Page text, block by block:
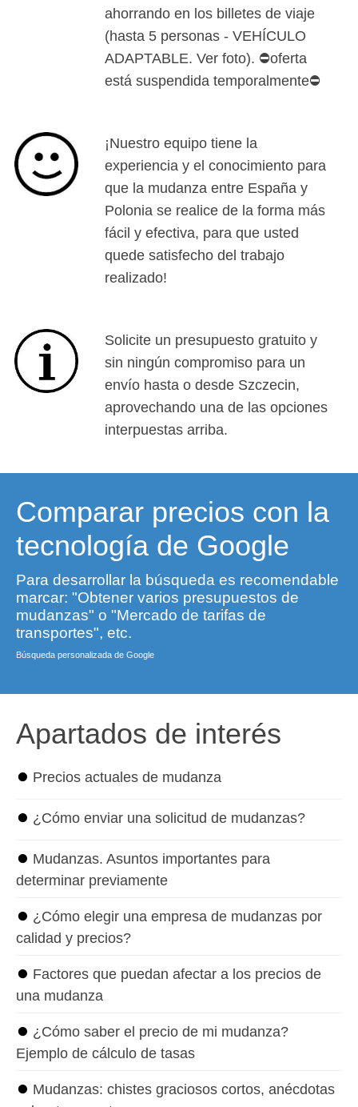
ahorrando en los billetes de viaje
(hasta 5 personas - VEHÍCULO
ADAPTABLE. Ver foto). ⛔oferta
está suspendida temporalmente⛔
¡Nuestro equipo tiene la
experiencia y el conocimiento para
que la mudanza entre España y
Polonia se realice de la forma más
fácil y efectiva, para que usted
quede satisfecho del trabajo
realizado!
Solicite un presupuesto gratuito y
sin ningún compromiso para un
envío hasta o desde Szczecin,
aprovechando una de las opciones
interpuestas arriba.
Comparar precios con la
tecnología de Google
Para desarrollar la búsqueda es recomendable
marcar: "Obtener varios presupuestos de
mudanzas" o "Mercado de tarifas de
transportes", etc.
Búsqueda personalizada de Google
Apartados de interés
⏺ Precios actuales de mudanza
⏺ ¿Cómo enviar una solicitud de mudanzas?
⏺ Mudanzas. Asuntos importantes para
determinar previamente
⏺ ¿Cómo elegir una empresa de mudanzas por
calidad y precios?
⏺ Factores que puedan afectar a los precios de
una mudanza
⏺ ¿Cómo saber el precio de mi mudanza?
Ejemplo de cálculo de tasas
⏺ Mudanzas: chistes graciosos cortos, anécdotas